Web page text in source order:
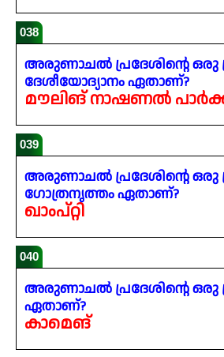
038
അരുണാചൽ പ്രദേശിന്റെ ഒരു
ദേശീയോദ്യാനം ഏതാണ്?
മൗലിങ് നാഷണൽ
039
അരുണാചൽ പ്രദേശിന്റെ ഒരു
ഗോത്രനൃത്തം ഏതാണ്?
ഖാംപ്റ്റി
040
അരുണാചൽ പ്രദേശിന്റെ ഒരു
ഏതാണ്?
കാമെങ്